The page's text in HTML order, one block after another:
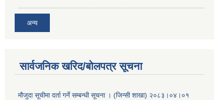
अन्य
सार्वजनिक खरिद/बोलपत्र सूचना
मौजुदा सूचीमा दर्ता गर्ने सम्बन्धी सूचना । (जिन्सी शाखा) २०८३।०४।०१